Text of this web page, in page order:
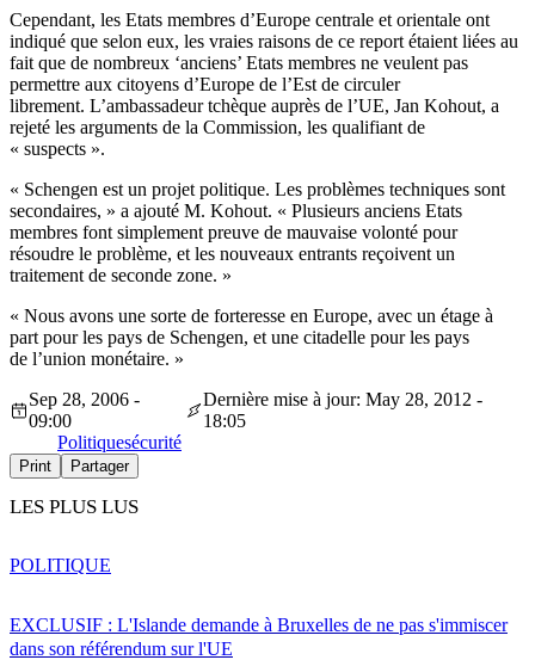
Cependant, les Etats membres d’Europe centrale et orientale ont
indiqué que selon eux, les vraies raisons de ce report étaient liées au
fait que de nombreux ‘anciens’ Etats membres ne veulent pas
permettre aux citoyens d’Europe de l’Est de circuler
librement. L’ambassadeur tchèque auprès de l’UE, Jan Kohout, a
rejeté les arguments de la Commission, les qualifiant de
« suspects ».
« Schengen est un projet politique. Les problèmes techniques sont
secondaires, » a ajouté M. Kohout. « Plusieurs anciens Etats
membres font simplement preuve de mauvaise volonté pour
résoudre le problème, et les nouveaux entrants reçoivent un
traitement de seconde zone. »
« Nous avons une sorte de forteresse en Europe, avec un étage à
part pour les pays de Schengen, et une citadelle pour les pays
de l’union monétaire. »
Sep 28, 2006 -
09:00
Dernière mise à jour: May 28, 2012 -
18:05
Politiquesécurité
Print Partager
LES PLUS LUS
EXCLUSIF : L'Islande demande à Bruxelles de ne pas s'immiscer
dans son référendum sur l'UE
POLITIQUE